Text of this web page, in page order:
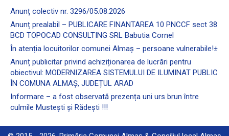
Anunț colectiv nr. 3296/05.08.2026
Anunț prealabil – PUBLICARE FINANTAREA 10 PNCCF sect 38
BCD TOPOCAD CONSULTING SRL Babutia Cornel
În atenția locuitorilor comunei Almaş – persoane vulnerabile!±
Anunț publicitar privind achiziționarea de lucrări pentru
obiectivul: MODERNIZAREA SISTEMULUI DE ILUMINAT PUBLIC
ÎN COMUNA ALMAȘ, JUDEȚUL ARAD
Informare – a fost observată prezența uni urs brun între
culmile Mustești și Rădești !!!